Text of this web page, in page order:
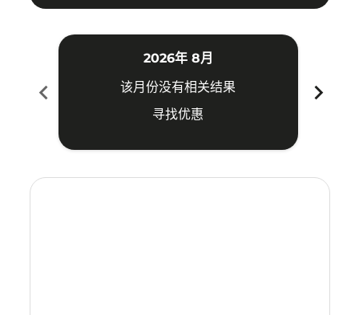
chevron_left
2026年 8月
该月份没有相关结果
寻找优惠
chevron_right